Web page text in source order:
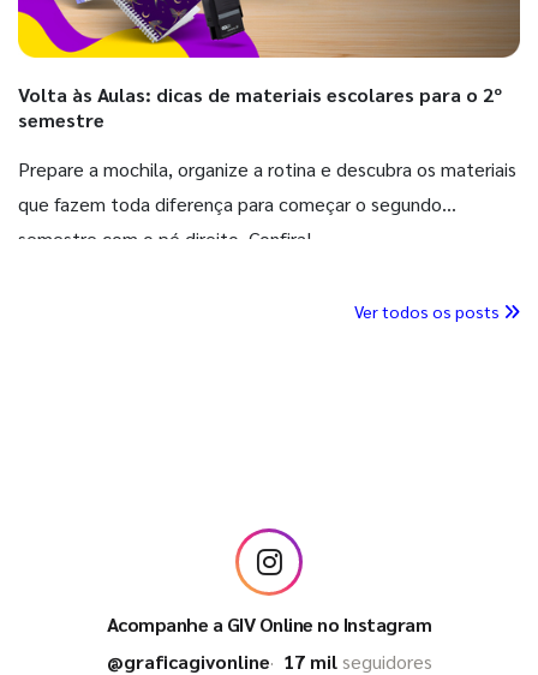
Volta às Aulas: dicas de materiais escolares para o 2º
semestre
Prepare a mochila, organize a rotina e descubra os materiais
que fazem toda diferença para começar o segundo
semestre com o pé direito. Confira!
Ver todos os posts
Acompanhe a GIV Online no Instagram
@graficagivonline
17 milseguidores